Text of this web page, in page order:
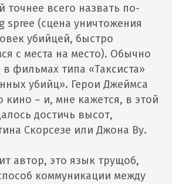
точнее всего назвать по-
spree (сцена уничтожения
убийцей, быстро
с места на место). Обычно
фильмах типа «Таксиста»
убийц». Герои Джеймса
кино – и, мне кажется, в этой
достичь высот,
Скорсезе или Джона Ву.
автор, это язык трущоб,
коммуникации между